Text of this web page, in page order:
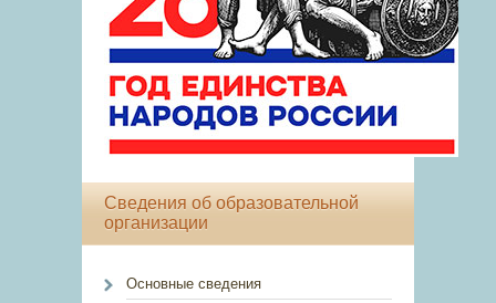
Сведения об образовательной
организации
Основные сведения